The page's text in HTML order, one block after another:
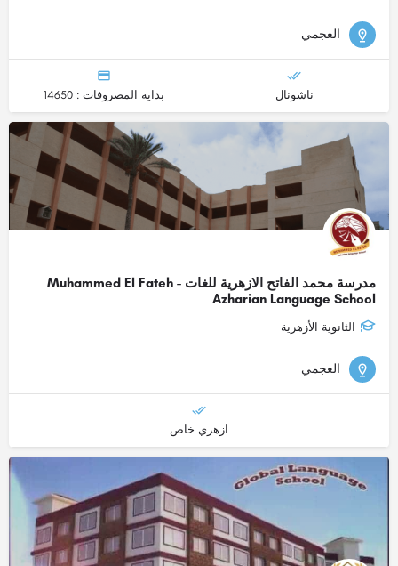
العجمي
ناشونال بداية المصروفات : 14650
مدرسة محمد الفاتح الازهرية للغات - Muhammed El Fateh
Azharian Language School
الثانوية الأزهرية
العجمي
ازهري خاص